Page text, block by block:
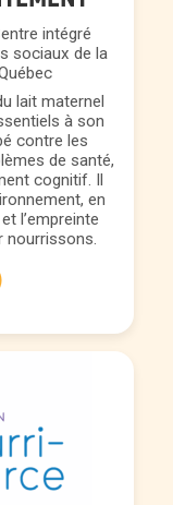
intégré
sociaux de la
lait maternel
à son
contre les
de santé,
cognitif. Il
en
l’empreinte
nourrissons.